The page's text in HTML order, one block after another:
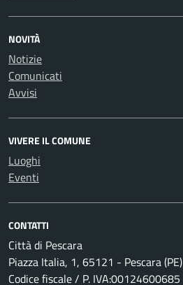
NOVITÀ
Notizie
Comunicati
Avvisi
VIVERE IL COMUNE
Luoghi
Eventi
CONTATTI
Città di Pescara
Piazza Italia, 1, 65121 - Pescara (PE)
Codice fiscale / P. IVA:00124600685